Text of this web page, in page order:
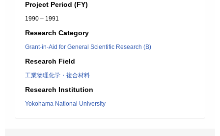
Project Period (FY)
1990 – 1991
Research Category
Grant-in-Aid for General Scientific Research (B)
Research Field
工業物理化学・複合材料
Research Institution
Yokohama National University